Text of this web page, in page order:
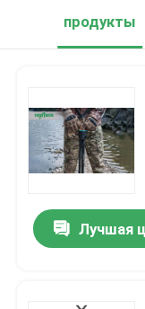
продукты
Лучшая